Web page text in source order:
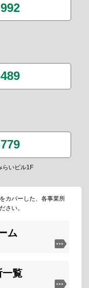
らいビル1F
カバーした、各事業所
さい。
ム
一覧